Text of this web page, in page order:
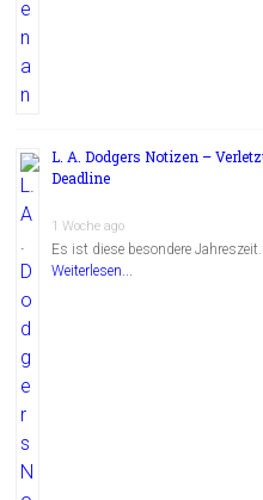
L. A. Dodgers Notizen –
Deadline
1 Woche ago
Es ist diese besondere
Weiterlesen...